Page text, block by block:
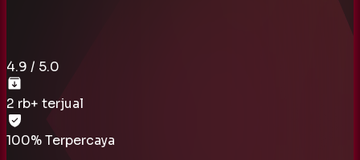
4.9 / 5.0
2 rb+ terjual
100% Terpercaya